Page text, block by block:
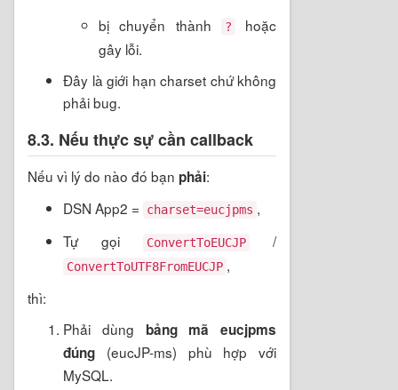
bị chuyển thành
?
hoặc
gây lỗi.
Đây là giới hạn charset chứ không
phải bug.
8.3. Nếu thực sự cần callback
Nếu vì lý do nào đó bạn phải:
DSN App2 =
charset=eucjpms ,
Tự gọi
ConvertToEUCJP /
ConvertToUTF8FromEUCJP ,
thì:
Phải dùng bảng mã eucjpms
đúng (eucJP-ms) phù hợp với
MySQL.